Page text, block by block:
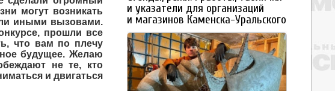
могут возникать
иными вызовами.
прошли все
что вам по плечу
будущее. Желаю
не те, кто
и двигаться
и указатели для организаций
и магазинов Каменска-Уральского